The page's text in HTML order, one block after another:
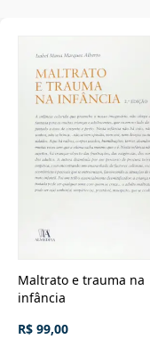
Maltrato e trauma na
infância
R$ 99,00